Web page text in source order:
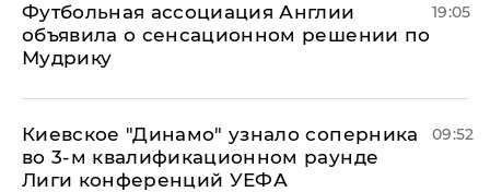
Футбольная ассоциация Англии
объявила о сенсационном решении по
Мудрику
19:05
Киевское "Динамо" узнало соперника
во 3-м квалификационном раунде
Лиги конференций УЕФА
09:52